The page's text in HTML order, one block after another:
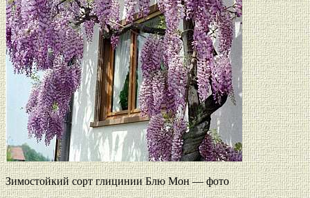
Зимостойкий сорт глицинии Блю Мон — фото